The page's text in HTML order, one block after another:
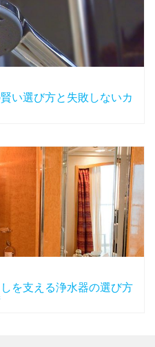
い選び方と失敗しないカ
を支える浄水器の選び方